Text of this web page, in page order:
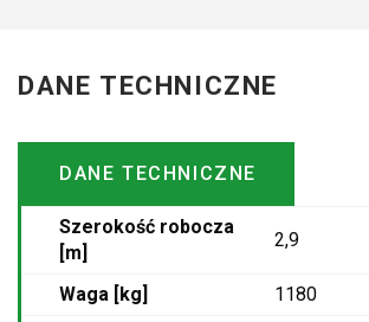
DANE TECHNICZNE
DANE TECHNICZNE
Szerokość robocza
[m]
2,9
Waga [kg]
1180